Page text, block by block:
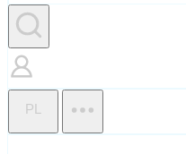
PL